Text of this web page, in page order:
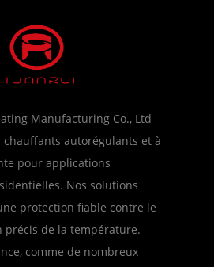
Manufacturing Co., Ltd
autorégulants et à
pour applications
Nos solutions
protection fiable contre le
précis de la température.
comme de nombreux